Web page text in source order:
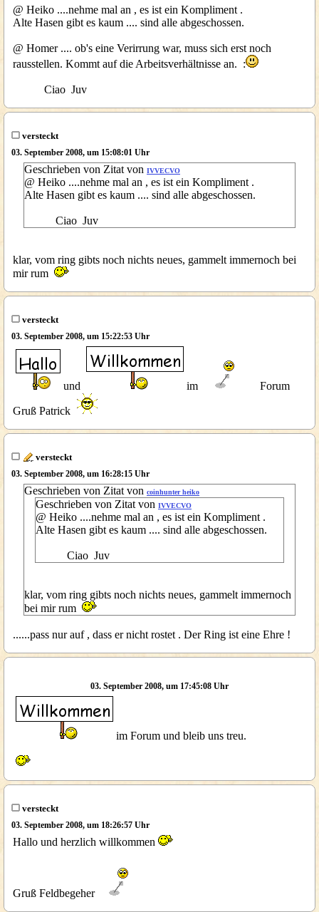
@ Heiko ....nehme mal an , es ist ein Kompliment .
Alte Hasen gibt es kaum .... sind alle abgeschossen.
@ Homer .... ob's eine Verirrung war, muss sich erst noch
rausstellen. Kommt auf die Arbeitsverhältnisse an. :
Ciao Juv
versteckt
03. September 2008, um 15:08:01 Uhr
Geschrieben von Zitat von IVVECVO
@ Heiko ....nehme mal an , es ist ein Kompliment .
Alte Hasen gibt es kaum .... sind alle abgeschossen.
Ciao Juv
klar, vom ring gibts noch nichts neues, gammelt immernoch bei
mir rum
versteckt
03. September 2008, um 15:22:53 Uhr
und im Forum
Gruß Patrick
versteckt
03. September 2008, um 16:28:15 Uhr
Geschrieben von Zitat von coinhunter heiko
Geschrieben von Zitat von IVVECVO
@ Heiko ....nehme mal an , es ist ein Kompliment .
Alte Hasen gibt es kaum .... sind alle abgeschossen.
Ciao Juv
klar, vom ring gibts noch nichts neues, gammelt immernoch
bei mir rum
......pass nur auf , dass er nicht rostet . Der Ring ist eine Ehre !
03. September 2008, um 17:45:08 Uhr
im Forum und bleib uns treu.
versteckt
03. September 2008, um 18:26:57 Uhr
Hallo und herzlich willkommen
Gruß Feldbegeher